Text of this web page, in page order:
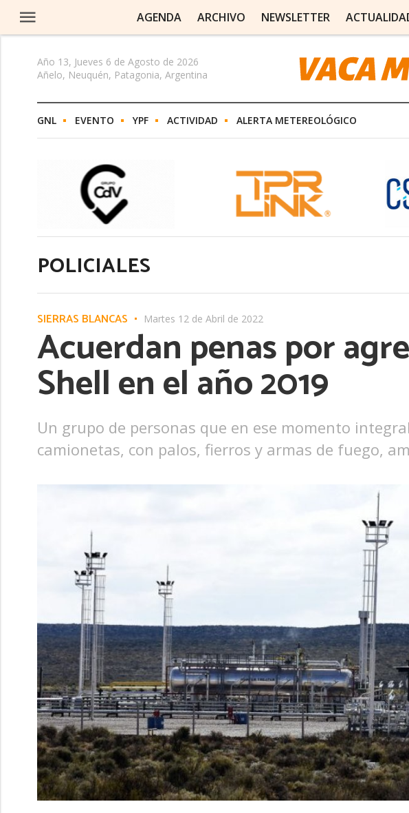
AGENDA ARCHIVO NEWSLETTER
Año 13, Jueves 6 de Agosto de 2026
Añelo, Neuquén, Patagonia, Argentina
GNL EVENTO YPF ACTIVIDAD ALERTA METEREOLÓGICO
POLICIALES
SIERRAS BLANCAS Martes 12 de Abril de 2022
Acuerdan penas por
Shell en el año 2019
Un grupo de personas que en ese momento
camionetas, con palos, fierros y armas de fuego,